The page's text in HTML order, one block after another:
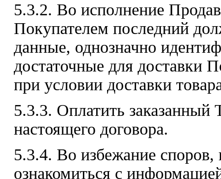
5.3.2. Во исполнение
Покупателем последний
данные, однозначно
достаточные для доставки
при условии доставки
5.3.3. Оплатить заказанный
настоящего договора.
5.3.4. Во избежание споров,
ознакомиться с